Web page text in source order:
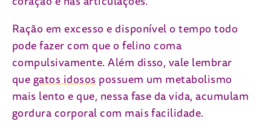
Ração em excesso e disponível o tempo todo
pode fazer com que o felino coma
compulsivamente. Além disso, vale lembrar
que gatos idosospossuem um metabolismo
mais lento e que, nessa fase da vida, acumulam
gordura corporal com mais facilidade.